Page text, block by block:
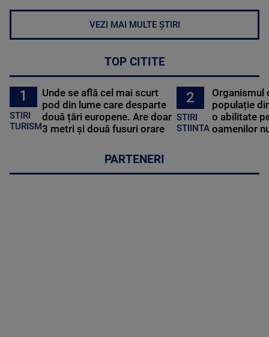
VEZI MAI MULTE ȘTIRI
TOP CITITE
1
STIRI
TURISM
Unde se află cel mai scurt
pod din lume care desparte
două țări europene. Are doar
3 metri și două fusuri orare
2
STIRI
STIINTA
Organismul
populație
o abilitate
oamenilor
PARTENERI